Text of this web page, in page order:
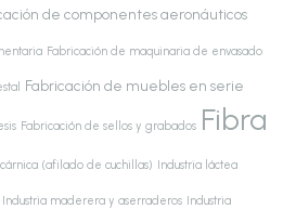
de componentes aeronáuticos
Fabricación de maquinaria de envasado
Fabricación de muebles en serie
Fabricación de sellos y grabados Fibra
(afilado de cuchillas) Industria láctea
Industria maderera y aserraderos Industria